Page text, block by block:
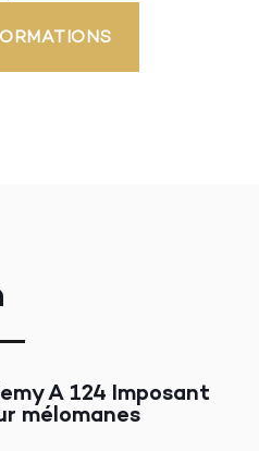
A 124 Imposant
mélomanes